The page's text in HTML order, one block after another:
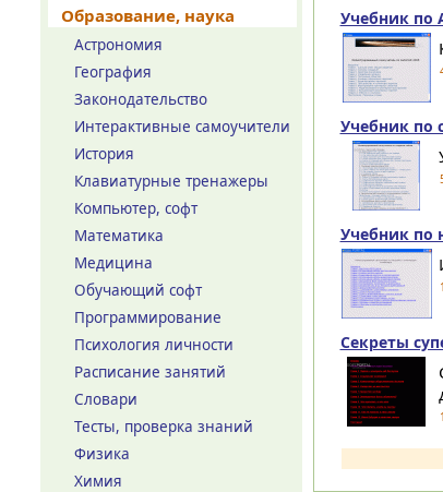
Учебник по
Учебник по
Учебник по
Секреты
Образование, наука
Астрономия
География
Законодательство
Интерактивные самоучители
История
Клавиатурные тренажеры
Компьютер, софт
Математика
Медицина
Обучающий софт
Программирование
Психология личности
Расписание занятий
Словари
Тесты, проверка знаний
Физика
Химия